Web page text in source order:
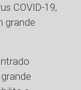
COVID-19,
grande